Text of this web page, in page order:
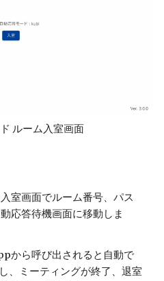
ルーム入室画面
室画面でルーム番号、パス
応答待機画面に移動しま
から呼び出されると自動で
、ミーティングが終了、退室